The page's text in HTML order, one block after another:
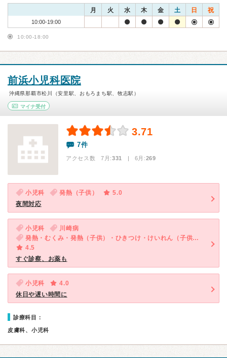
月 火 水 木 金 土 日 祝
10:00-19:00
10:00-18:00
前浜小児科医院
沖縄県那覇市松川（安里駅、おもろまち駅、牧志駅）
マイナ受付
3.71
7件
アクセス数 7月:331 | 6月:269
小児科 発熱（子供）
5.0
夜間対応
小児科
川崎病
発熱・むくみ・発熱（子供）・ひきつけ・けいれん（子供）・発疹（子供）
4.5
すぐ診察、お薬も
小児科
4.0
休日や遅い時間に
診療科目：
皮膚科、小児科